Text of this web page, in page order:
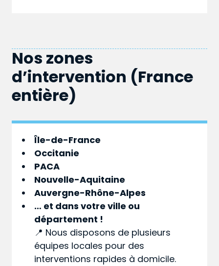
Nos zones
d’intervention (France
entière)
Île-de-France
Occitanie
PACA
Nouvelle-Aquitaine
Auvergne-Rhône-Alpes
… et dans votreville ou
département !
📍 Nous disposons de plusieurs
équipes locales pour des
interventions rapides à domicile.